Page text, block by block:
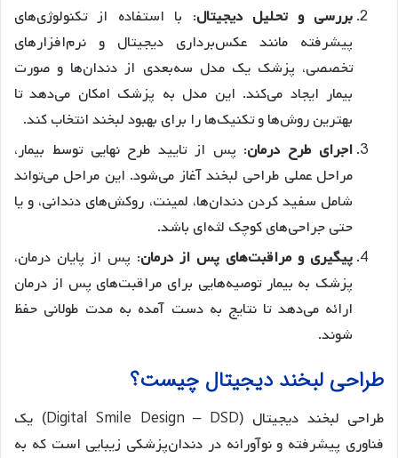
بررسی و تحلیل دیجیتال: با استفاده از تکنولوژی‌های
پیشرفته مانند عکس‌برداری دیجیتال و نرم‌افزارهای
تخصصی، پزشک یک مدل سه‌بعدی از دندان‌ها و صورت
بیمار ایجاد می‌کند. این مدل به پزشک امکان می‌دهد تا
بهترین روش‌ها و تکنیک‌ها را برای بهبود لبخند انتخاب کند.
اجرای طرح درمان: پس از تایید طرح نهایی توسط بیمار،
مراحل عملی طراحی لبخند آغاز می‌شود. این مراحل می‌تواند
شامل سفید کردن دندان‌ها، لمینت، روکش‌های دندانی، و یا
حتی جراحی‌های کوچک لثه‌ای باشد.
پیگیری و مراقبت‌های پس از درمان: پس از پایان درمان،
پزشک به بیمار توصیه‌هایی برای مراقبت‌های پس از درمان
ارائه می‌دهد تا نتایج به دست آمده به مدت طولانی حفظ
شوند.
طراحی لبخند دیجیتال چیست؟
طراحی لبخند دیجیتال (Digital Smile Design – DSD) یک
فناوری پیشرفته و نوآورانه در دندان‌پزشکی زیبایی است که به